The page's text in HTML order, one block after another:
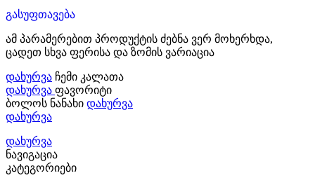
გასუფთავება
ამ პარამერებით პროდუქტის ძებნა ვერ მოხერხდა,
ცადეთ სხვა ფერისა და ზომის ვარიაცია
დახურვა ჩემი კალათა
დახურვა ფავორიტი
ბოლოს ნანახი დახურვა
დახურვა
დახურვა
ნავიგაცია
კატეგორიები